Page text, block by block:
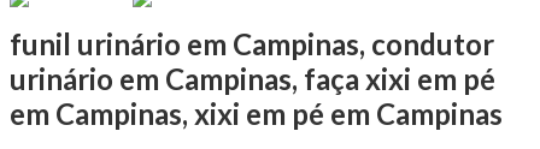
Menu
funil urinário em Campinas, condutor
urinário em Campinas, faça xixi em pé
em Campinas, xixi em pé em Campinas